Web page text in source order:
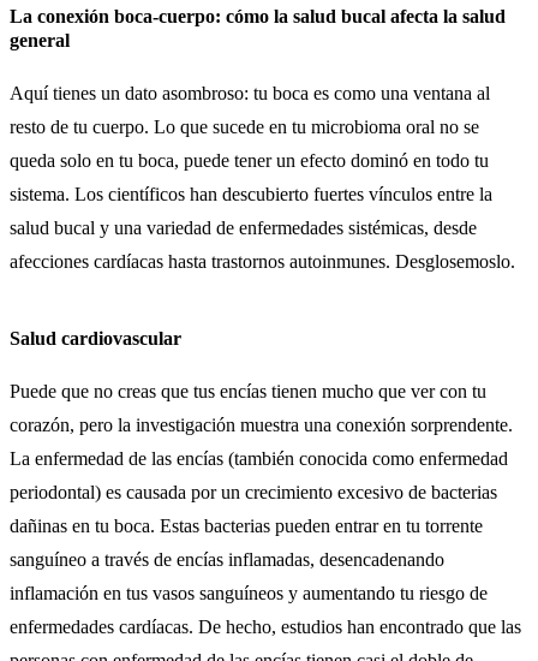
La conexión boca-cuerpo: cómo la salud bucal afecta la salud
general
Aquí tienes un dato asombroso: tu boca es como una ventana al
resto de tu cuerpo. Lo que sucede en tu microbioma oral no se
queda solo en tu boca, puede tener un efecto dominó en todo tu
sistema. Los científicos han descubierto fuertes vínculos entre la
salud bucal y una variedad de enfermedades sistémicas, desde
afecciones cardíacas hasta trastornos autoinmunes. Desglosemoslo.
Salud cardiovascular
Puede que no creas que tus encías tienen mucho que ver con tu
corazón, pero la investigación muestra una conexión sorprendente.
La enfermedad de las encías (también conocida como enfermedad
periodontal) es causada por un crecimiento excesivo de bacterias
dañinas en tu boca. Estas bacterias pueden entrar en tu torrente
sanguíneo a través de encías inflamadas, desencadenando
inflamación en tus vasos sanguíneos y aumentando tu riesgo de
enfermedades cardíacas. De hecho, estudios han encontrado que las